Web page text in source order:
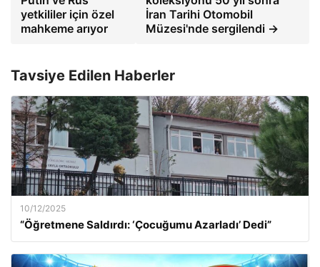
yetkililer için özel
mahkeme arıyor
İran Tarihi Otomobil
Müzesi'nde sergilendi →
Tavsiye Edilen Haberler
10/12/2025
“Öğretmene Saldırdı: ‘Çocuğumu Azarladı’ Dedi”